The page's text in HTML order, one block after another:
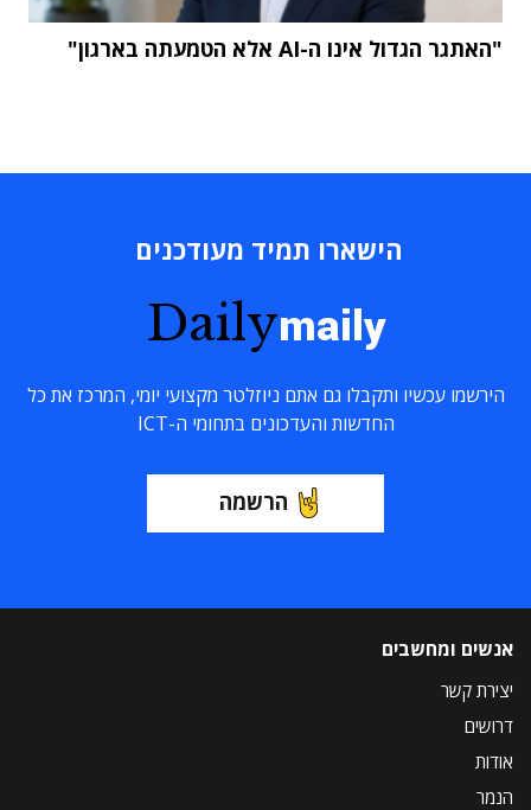
"האתגר הגדול אינו ה-AI אלא הטמעתה בארגון"
הישארו תמיד מעודכנים
Dailymaily
הירשמו עכשיו ותקבלו גם אתם ניוזלטר מקצועי יומי, המרכז את כל
החדשות והעדכונים בתחומי ה-ICT
הרשמה
אנשים ומחשבים
יצירת קשר
דרושים
אודות
הנמר